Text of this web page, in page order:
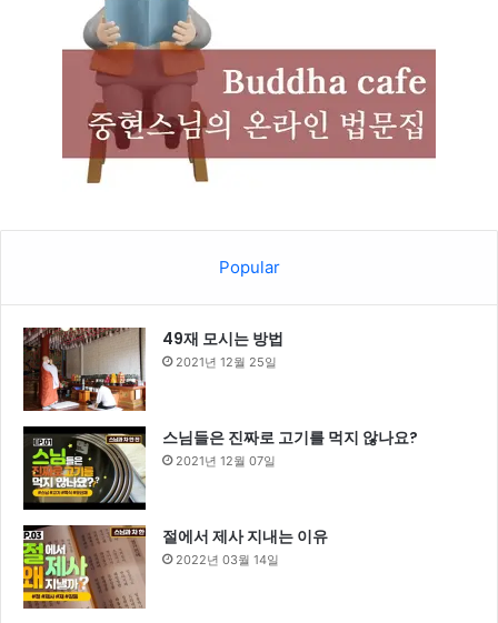
Popular
49재 모시는 방법
2021년 12월 25일
스님들은 진짜로 고기를 먹지 않나요?
2021년 12월 07일
절에서 제사 지내는 이유
2022년 03월 14일